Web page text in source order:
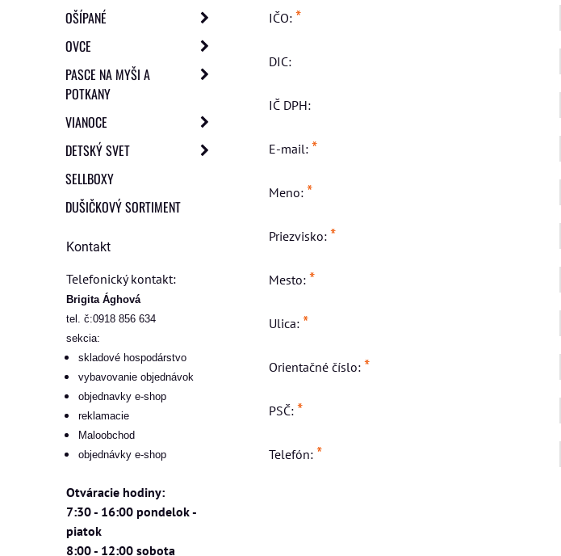
IČO: *
DIC:
IČ DPH:
E-mail: *
Meno: *
Priezvisko: *
Mesto: *
Ulica: *
Orientačné číslo: *
PSČ: *
Telefón: *
OŠÍPANÉ
OVCE
PASCE NA MYŠI A
POTKANY
VIANOCE
DETSKÝ SVET
SELLBOXY
DUŠIČKOVÝ SORTIMENT
Kontakt
Telefonický kontakt:
Brigita Ághová
tel. č:0918 856 634
sekcia:
skladové hospodárstvo
vybavovanie objednávok
objednavky e-shop
reklamacie
Maloobchod
objednávky e-shop
Otváracie hodiny:
7:30 - 16:00 pondelok -
piatok
8:00 - 12:00 sobota